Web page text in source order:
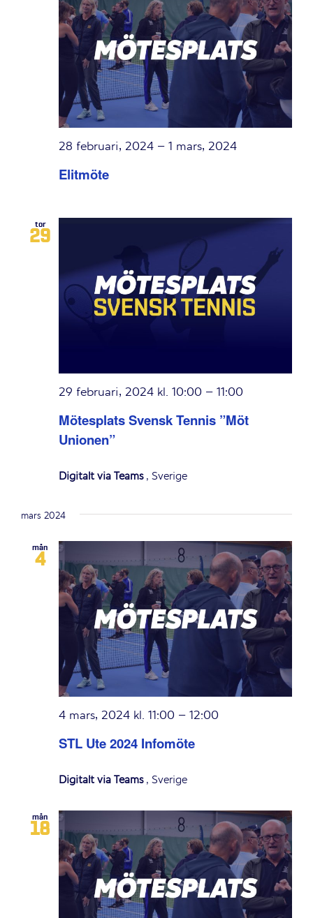
Navigation
Elitmöte
28 februari, 2024 – 1 mars, 2024
tor
29
Mötesplats Svensk Tennis ”Möt
Unionen”
29 februari, 2024 kl. 10:00 – 11:00
Digitalt via Teams, Sverige
mars 2024
mån
4
STL Ute 2024 Infomöte
4 mars, 2024 kl. 11:00 – 12:00
Digitalt via Teams, Sverige
mån
18